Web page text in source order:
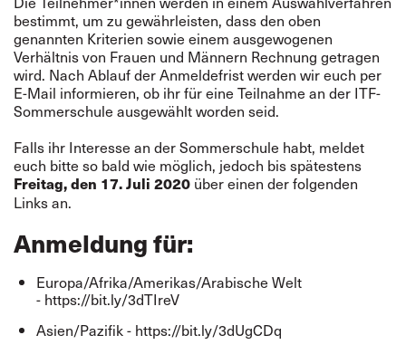
bestimmt, um zu gewährleisten, dass den oben
genannten Kriterien sowie einem ausgewogenen
Verhältnis von Frauen und Männern Rechnung getragen
wird. Nach Ablauf der Anmeldefrist werden wir euch per
E-Mail informieren, ob ihr für eine Teilnahme an der ITF-
Sommerschule ausgewählt worden seid.
Falls ihr Interesse an der Sommerschule habt, meldet
euch bitte so bald wie möglich, jedoch bis spätestens
Freitag, den 17. Juli 2020 über einen der folgenden
Links an.
Anmeldung für:
Europa/Afrika/Amerikas/Arabische Welt
- https://bit.ly/3dTIreV
Asien/Pazifik - https://bit.ly/3dUgCDq